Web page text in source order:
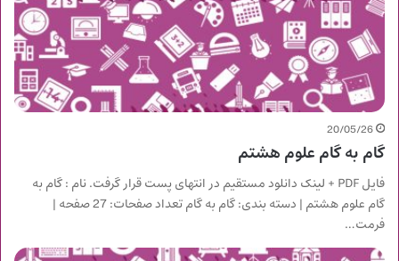
20/05/26
گام به گام علوم هشتم
فایل PDF + لینک دانلود مستقیم در انتهای پست قرار گرفت. نام : گام به
گام علوم هشتم | دسته بندی: گام به گام تعداد صفحات: 27 صفحه |
فرمت…